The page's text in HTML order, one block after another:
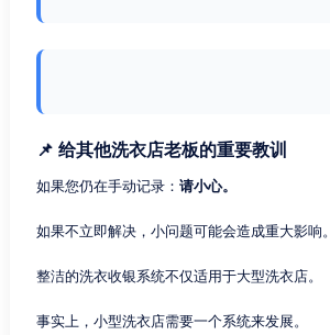
📌 给其他洗衣店老板的重要教训
如果您仍在手动记录： 请小心。
如果不立即解决，小问题可能会造成重大影响。
整洁的洗衣收银系统不仅适用于大型洗衣店。
事实上，小型洗衣店需要一个系统来发展。